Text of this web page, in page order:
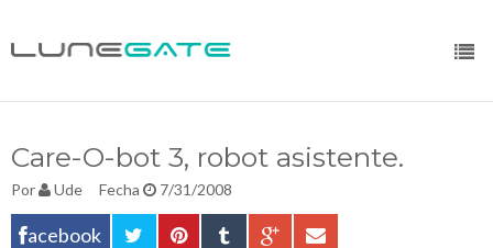
Care-O-bot 3, robot asistente.
Por Ude Fecha 7/31/2008
acebook